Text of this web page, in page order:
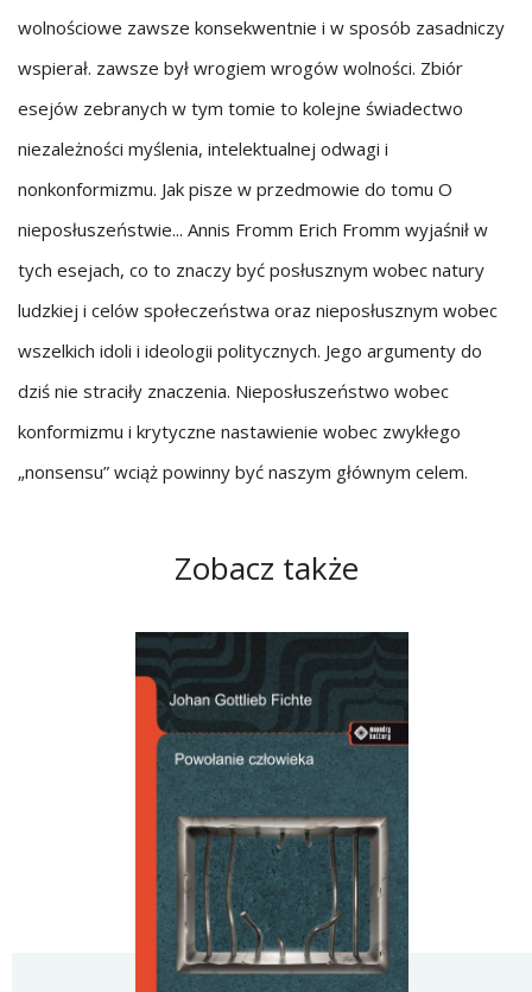
wolnościowe zawsze konsekwentnie i w sposób zasadniczy
wspierał. zawsze był wrogiem wrogów wolności. Zbiór
esejów zebranych w tym tomie to kolejne świadectwo
niezależności myślenia, intelektualnej odwagi i
nonkonformizmu. Jak pisze w przedmowie do tomu O
nieposłuszeństwie... Annis Fromm Erich Fromm wyjaśnił w
tych esejach, co to znaczy być posłusznym wobec natury
ludzkiej i celów społeczeństwa oraz nieposłusznym wobec
wszelkich idoli i ideologii politycznych. Jego argumenty do
dziś nie straciły znaczenia. Nieposłuszeństwo wobec
konformizmu i krytyczne nastawienie wobec zwykłego
„nonsensu” wciąż powinny być naszym głównym celem.
Zobacz także